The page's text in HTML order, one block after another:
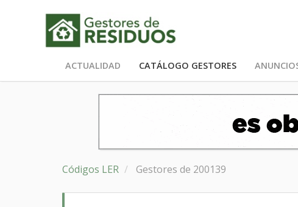
ACTUALIDAD CATÁLOGO GESTORES
Códigos LER Gestores de 200139